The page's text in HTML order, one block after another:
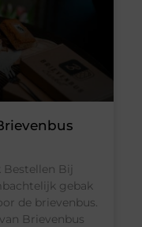
Bij
gebak
de brievenbus.
Brievenbus